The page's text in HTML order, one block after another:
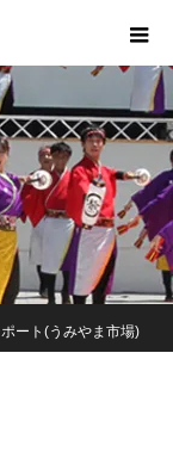
ート(うみやま市場)